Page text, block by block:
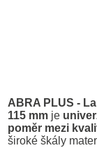
ABRA PLUS -
115 mm je
poměr mezi
široké škály